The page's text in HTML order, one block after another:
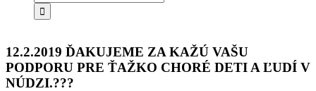
12.2.2019 ĎAKUJEME ZA KAŽÚ VAŠU
PODPORU PRE ŤAŽKO CHORÉ DETI A ĽUDÍ V
NÚDZI.???